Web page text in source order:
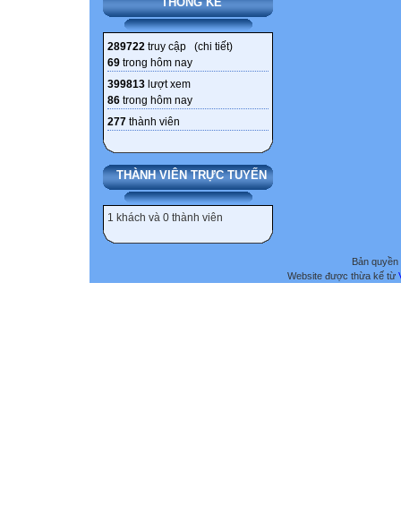
289722 truy cập (chi tiết)
69 trong hôm nay
399813 lượt xem
86 trong hôm nay
277 thành viên
THÀNH VIÊN TRỰC TUYẾN
1 khách và 0 thành viên
Bản
Website được thừa kế từ